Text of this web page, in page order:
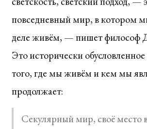
повседневный мир, в котором
деле живём, — пишет философ
Это исторически
того, где мы живём и кем мы
продолжает:
Секулярный мир, своё место